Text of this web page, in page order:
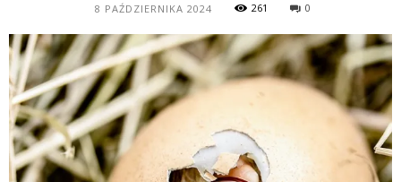
8 PAŹDZIERNIKA 2024 261 0